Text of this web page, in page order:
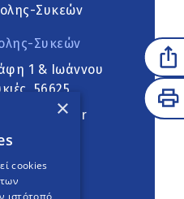
Συκεών
Συκεών
1 & Ιωάννου
56625
×
cookies
ιστότοπό